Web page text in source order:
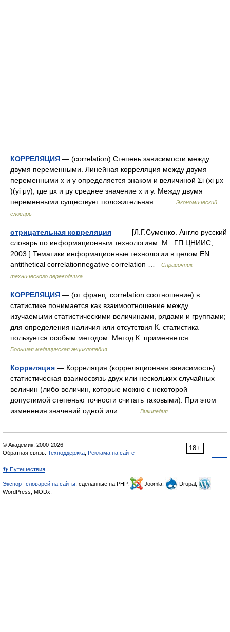
КОРРЕЛЯЦИЯ — (correlation) Степень зависимости между
двумя переменными. Линейная корреляция между двумя
переменными х и у определяется знаком и величиной Σi (xi μx
)(yi μy), где μx и μy среднее значение х и у. Между двумя
переменными существует положительная… …
Экономический
словарь
отрицательная корреляция — — [Л.Г.Суменко. Англо русский
словарь по информационным технологиям. М.: ГП ЦНИИС,
2003.] Тематики информационные технологии в целом EN
antithetical correlationnegative correlation …
Справочник
технического переводчика
КОРРЕЛЯЦИЯ — (от франц. correlation соотношение) в
статистике понимается как взаимоотношение между
изучаемыми статистическими величинами, рядами и группами;
для определения наличия или отсутствия К. статистика
пользуется особым методом. Метод К. применяется… …
Большая медицинская энциклопедия
Корреляция — Корреляция (корреляционная зависимость)
статистическая взаимосвязь двух или нескольких случайных
величин (либо величин, которые можно с некоторой
допустимой степенью точности считать таковыми). При этом
изменения значений одной или… …
Википедия
18+
© Академик, 2000-2026
Обратная связь: Техподдержка Реклама на сайте
👣 Путешествия
Экспорт словарей на сайты , сделанные на PHP, Joomla,
Drupal,
WordPress, MODx.